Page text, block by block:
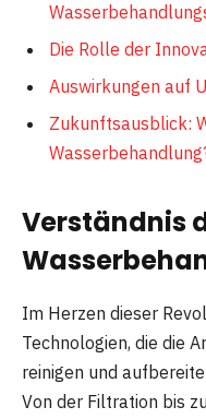
Die Rolle der
Auswirkungen auf
Zukunftsausblick:
Verständnis
Im Herzen dieser
Technologien, die die
reinigen und
Von der Filtration bis